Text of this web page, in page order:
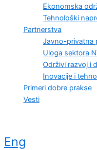
Ekonomska
Tehnološki
Partnerstva
Javno-privatna
Uloga sektora
Održivi razvoj i
Inovacije i
Primeri dobre prakse
Vesti
Eng